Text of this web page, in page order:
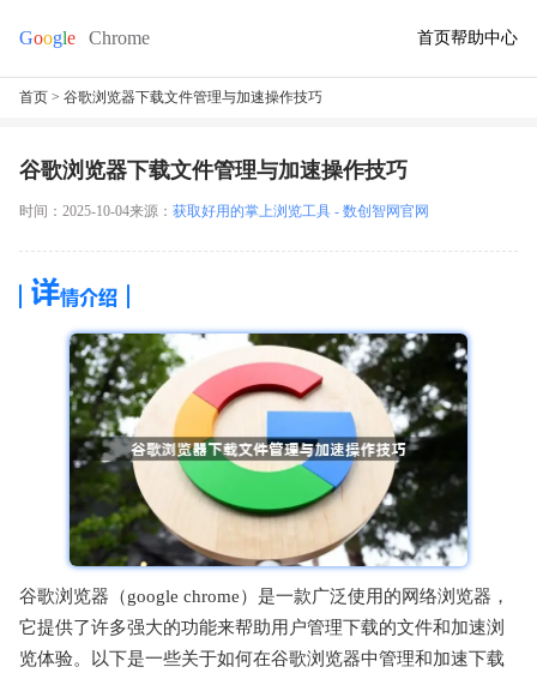
首页帮助中心
首页 > 谷歌浏览器下载文件管理与加速操作技巧
谷歌浏览器下载文件管理与加速操作技巧
时间：2025-10-04来源： 获取好用的掌上浏览工具 - 数创智网官网
谷歌浏览器（google chrome）是一款广泛使用的网络浏览器，
它提供了许多强大的功能来帮助用户管理下载的文件和加速浏
览体验。以下是一些关于如何在谷歌浏览器中管理和加速下载